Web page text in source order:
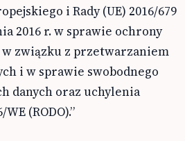
i Rady (UE) 2016/679
2016 r. w sprawie ochrony
w związku z przetwarzaniem
i w sprawie swobodnego
danych oraz uchylenia
(RODO).”